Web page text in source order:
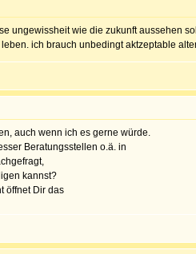
ungewissheit wie die zukunft aussehen
ich brauch unbedingt aktzeptable
auch wenn ich es gerne würde.
Beratungsstellen o.ä. in
kannst?
öffnet Dir das